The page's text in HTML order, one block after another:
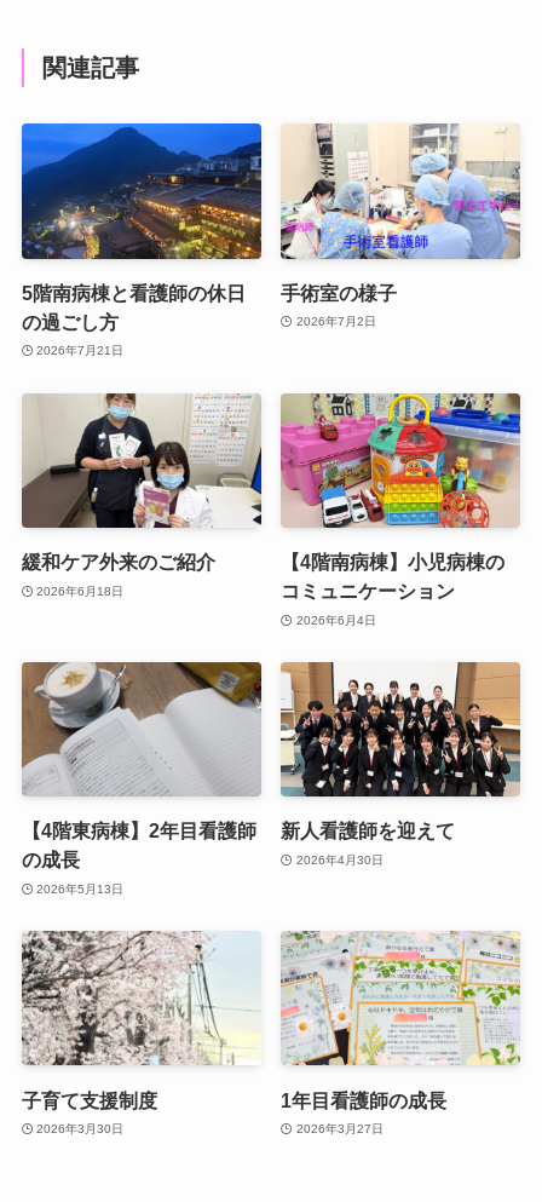
関連記事
5階南病棟と看護師の休日
の過ごし方
2026年7月21日
手術室の様子
2026年7月2日
緩和ケア外来のご紹介
2026年6月18日
【4階南病棟】小児病棟の
コミュニケーション
2026年6月4日
【4階東病棟】2年目看護師
の成長
2026年5月13日
新人看護師を迎えて
2026年4月30日
子育て支援制度
2026年3月30日
1年目看護師の成長
2026年3月27日